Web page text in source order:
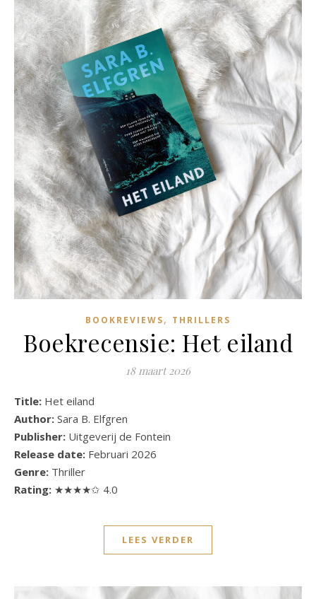
BOOKREVIEWS, THRILLERS
Boekrecensie: Het eiland
18 maart 2026
Title: Het eiland
Author: Sara B. Elfgren
Publisher: Uitgeverij de Fontein
Release date: Februari 2026
Genre: Thriller
Rating: ★★★★✩ 4.0
LEES VERDER